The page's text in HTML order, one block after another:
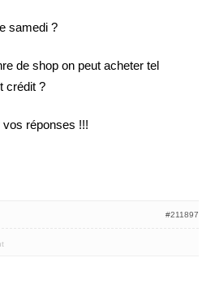
samedi ?
de shop on peut acheter tel
crédit ?
vos réponses !!!
#211897